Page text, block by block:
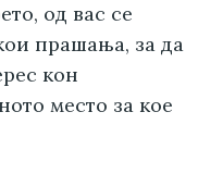
од вас се
прашања, за да
кон
место за кое